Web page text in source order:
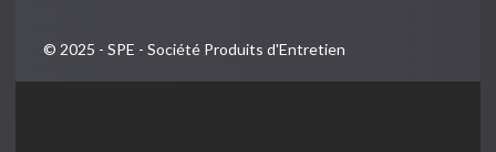
© 2025 - SPE - Société Produits d'Entretien